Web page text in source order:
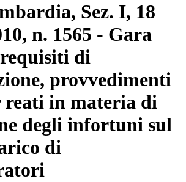
Sez. I, 18
n. 1565 - Gara
di
provvedimenti
reati in materia di
degli infortuni sul
di